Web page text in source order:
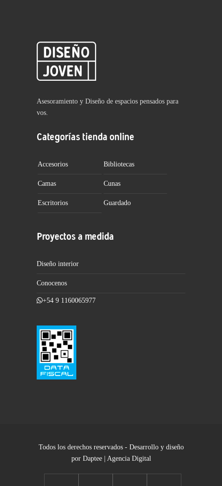
Asesoramiento y Diseño de espacios pensados para
vos.
Categorías tienda online
Accesorios Bibliotecas
Camas Cunas
Escritorios Guardado
Proyectos a medida
Diseño interior
Conocenos
+54 9 1160065977
Todos los derechos reservados - Desarrollo y diseño
por Daptee | Agencia Digital